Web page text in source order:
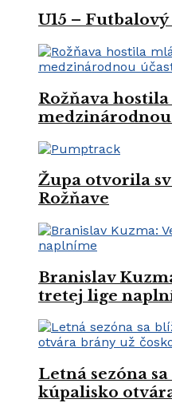
U15 –
Rožňava
Župa otvorila
Rožňave
Branislav
tretej lige
Letná sezóna
kúpalisko